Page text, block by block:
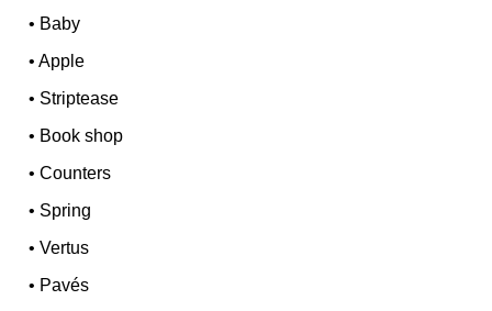
• Baby
•Apple
• Striptease
• Book shop
•Counters
• Spring
•Vertus
• Pavés